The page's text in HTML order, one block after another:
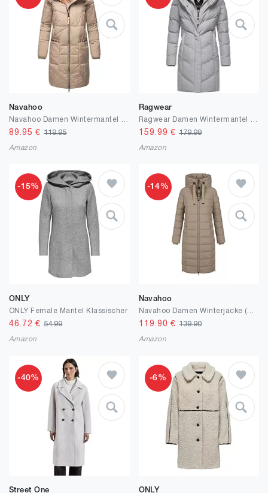
Navahoo
89.95 €119.95
Amazon
Ragwear
159.99 € 179.99
Amazon
-15%
ONLY
ONLY Female Mantel Klassischer
46.72 €54.99
Amazon
-14%
Navahoo
119.90 € 139.90
Amazon
-40%
Street One
-6%
ONLY